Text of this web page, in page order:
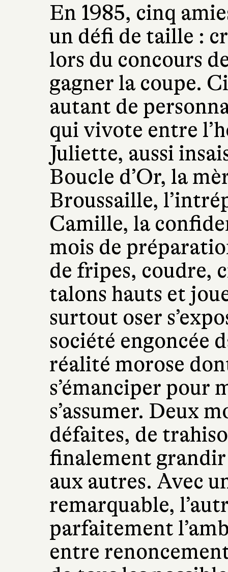
En 1985, cinq
un défi de taille :
lors du concours
gagner la coupe.
autant de
qui vivote entre
Juliette, aussi
Boucle d’Or, la
Broussaille,
Camille, la
mois de
de fripes, coudre,
talons hauts et
surtout oser
société engoncée
réalité morose
s’émanciper pour
s’assumer. Deux
défaites, de
finalement grandir
aux autres. Avec
remarquable,
parfaitement
entre